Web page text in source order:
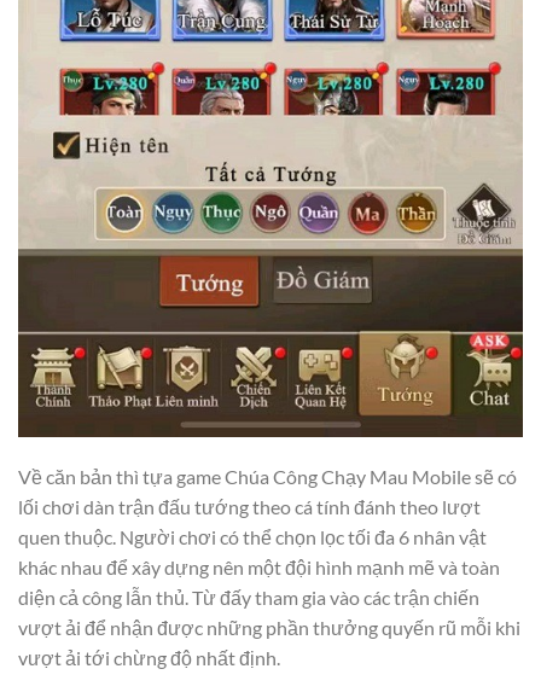
Về căn bản thì tựa game Chúa Công Chạy Mau Mobile sẽ có
lối chơi dàn trận đấu tướng theo cá tính đánh theo lượt
quen thuộc. Người chơi có thể chọn lọc tối đa 6 nhân vật
khác nhau để xây dựng nên một đội hình mạnh mẽ và toàn
diện cả công lẫn thủ. Từ đấy tham gia vào các trận chiến
vượt ải để nhận được những phần thưởng quyến rũ mỗi khi
vượt ải tới chừng độ nhất định.